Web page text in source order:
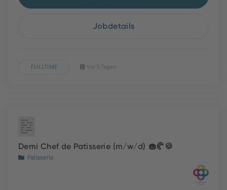
Jobdetails
FULLTIME Vor 5 Tagen
Demi Chef de Patisserie (m/w/d) 🧁🥐🍪
Patisserie